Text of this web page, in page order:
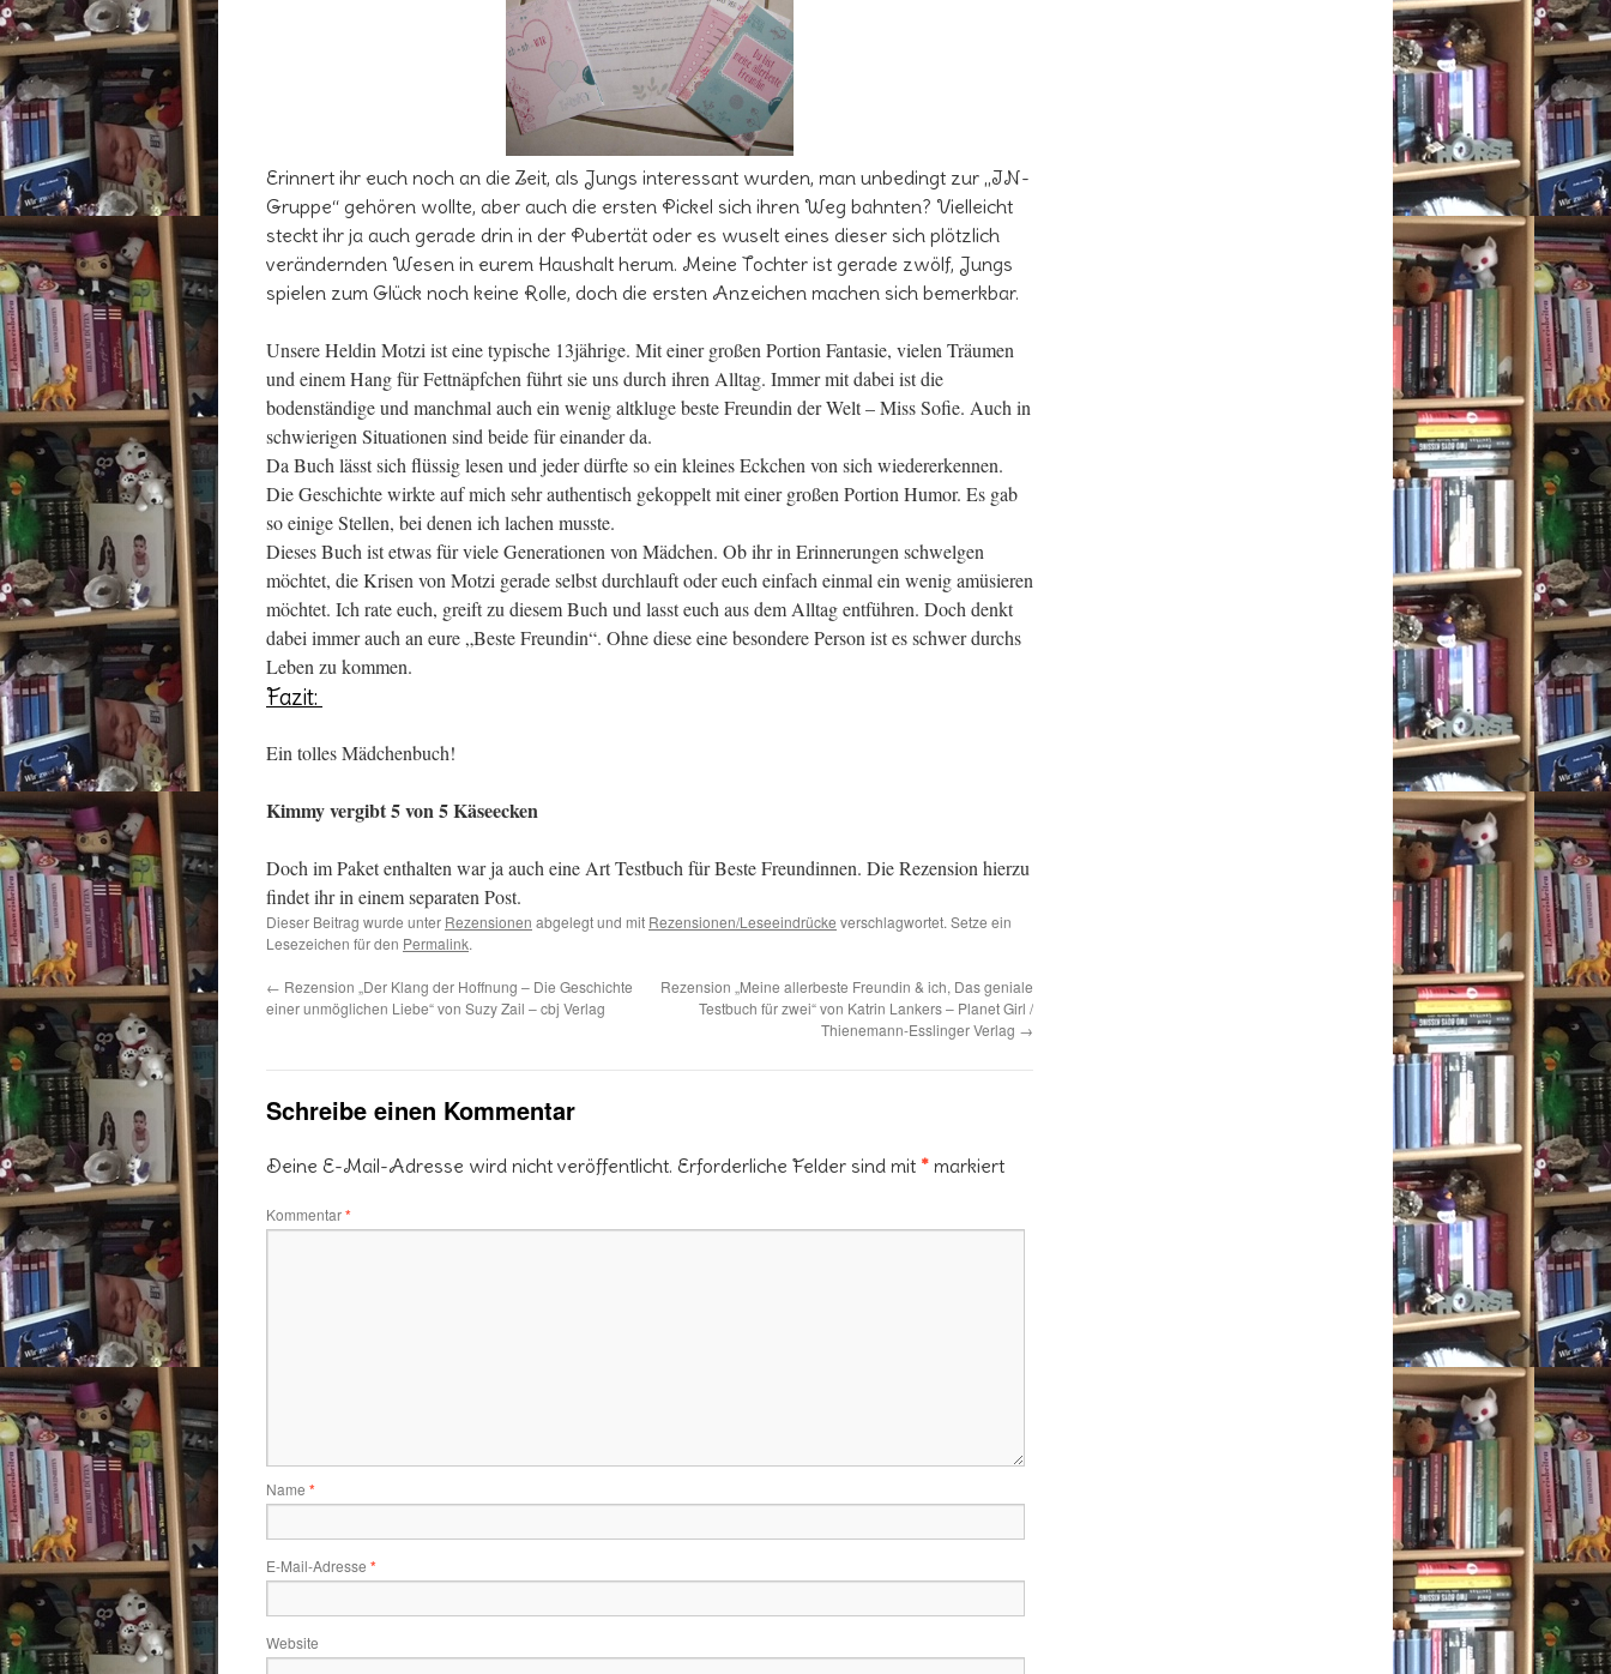
Erinnert ihr euch noch an die Zeit, als Jungs interessant wurden, man unbedingt zur „IN-
Gruppe“ gehören wollte, aber auch die ersten Pickel sich ihren Weg bahnten? Vielleicht
steckt ihr ja auch gerade drin in der Pubertät oder es wuselt eines dieser sich plötzlich
verändernden Wesen in eurem Haushalt herum. Meine Tochter ist gerade zwölf, Jungs
spielen zum Glück noch keine Rolle, doch die ersten Anzeichen machen sich bemerkbar.
Unsere Heldin Motzi ist eine typische 13jährige. Mit einer großen Portion Fantasie, vielen Träumen
und einem Hang für Fettnäpfchen führt sie uns durch ihren Alltag. Immer mit dabei ist die
bodenständige und manchmal auch ein wenig altkluge beste Freundin der Welt – Miss Sofie. Auch in
schwierigen Situationen sind beide für einander da.
Da Buch lässt sich flüssig lesen und jeder dürfte so ein kleines Eckchen von sich wiedererkennen.
Die Geschichte wirkte auf mich sehr authentisch gekoppelt mit einer großen Portion Humor. Es gab
so einige Stellen, bei denen ich lachen musste.
Dieses Buch ist etwas für viele Generationen von Mädchen. Ob ihr in Erinnerungen schwelgen
möchtet, die Krisen von Motzi gerade selbst durchlauft oder euch einfach einmal ein wenig amüsieren
möchtet. Ich rate euch, greift zu diesem Buch und lasst euch aus dem Alltag entführen. Doch denkt
dabei immer auch an eure „Beste Freundin“. Ohne diese eine besondere Person ist es schwer durchs
Leben zu kommen.
Fazit:
Ein tolles Mädchenbuch!
Kimmy vergibt 5 von 5 Käseecken
Doch im Paket enthalten war ja auch eine Art Testbuch für Beste Freundinnen. Die Rezension hierzu
findet ihr in einem separaten Post.
Dieser Beitrag wurde unter Rezensionen abgelegt und mit Rezensionen/Leseeindrücke verschlagwortet. Setze ein
Lesezeichen für den Permalink.
← Rezension „Der Klang der Hoffnung – Die Geschichte
einer unmöglichen Liebe“ von Suzy Zail – cbj Verlag
Rezension „Meine allerbeste Freundin & ich, Das geniale
Testbuch für zwei“ von Katrin Lankers – Planet Girl /
Thienemann-Esslinger Verlag →
Schreibe einen Kommentar
Deine E-Mail-Adresse wird nicht veröffentlicht. Erforderliche Felder sind mit * markiert
Kommentar*
Name *
E-Mail-Adresse *
Website